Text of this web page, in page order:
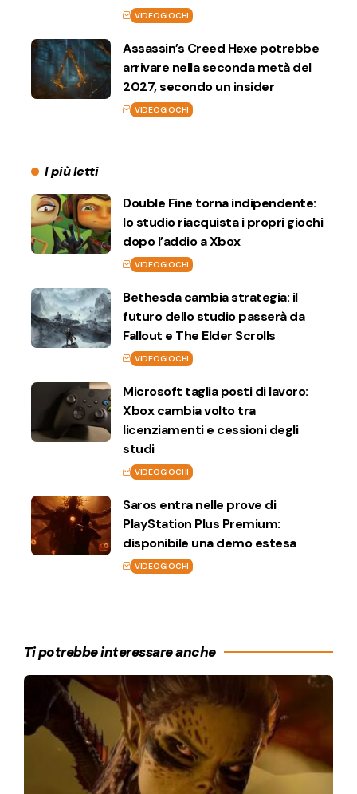
VIDEOGIOCHI
Assassin’s Creed Hexe potrebbe
arrivare nella seconda metà del
2027, secondo un insider
VIDEOGIOCHI
I più letti
Double Fine torna indipendente:
lo studio riacquista i propri giochi
dopo l’addio a Xbox
VIDEOGIOCHI
Bethesda cambia strategia: il
futuro dello studio passerà da
Fallout e The Elder Scrolls
VIDEOGIOCHI
Microsoft taglia posti di lavoro:
Xbox cambia volto tra
licenziamenti e cessioni degli
studi
VIDEOGIOCHI
Saros entra nelle prove di
PlayStation Plus Premium:
disponibile una demo estesa
VIDEOGIOCHI
Ti potrebbe interessare anche